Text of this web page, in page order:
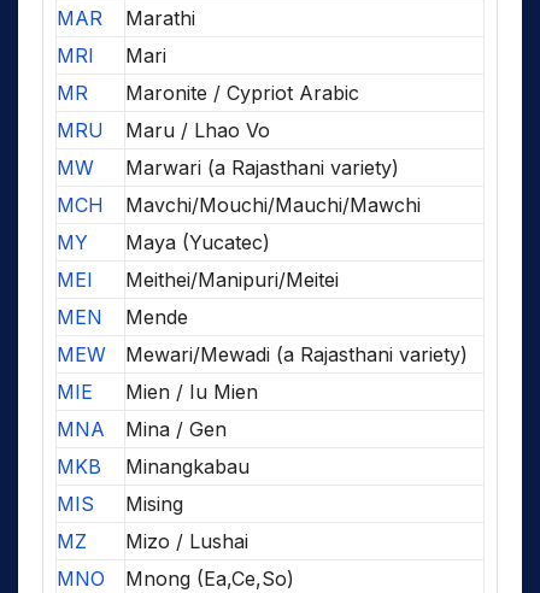
MAR
Marathi
MRI
Mari
MR
Maronite / Cypriot Arabic
MRU
Maru / Lhao Vo
MW
Marwari (a Rajasthani variety)
MCH
Mavchi/Mouchi/Mauchi/Mawchi
MY
Maya (Yucatec)
MEI
Meithei/Manipuri/Meitei
MEN
Mende
MEW
Mewari/Mewadi (a Rajasthani variety)
MIE
Mien / Iu Mien
MNA
Mina / Gen
MKB
Minangkabau
MIS
Mising
MZ
Mizo / Lushai
MNO
Mnong (Ea,Ce,So)